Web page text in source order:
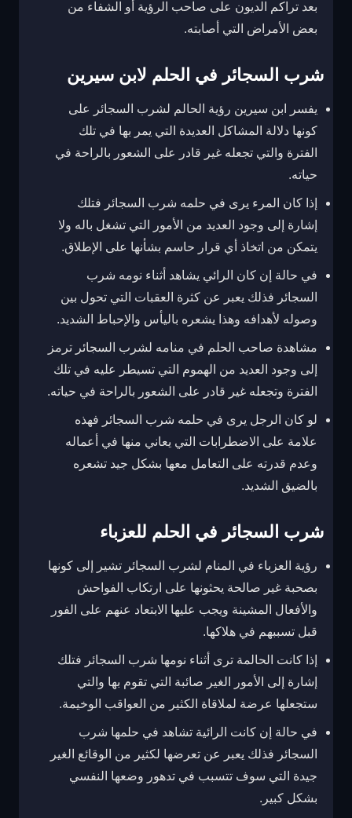
بعد تراكم الديون على صاحب الرؤية أو الشفاء من
بعض الأمراض التي أصابته.
شرب السجائر في الحلم لابن سيرين
يفسر ابن سيرين رؤية الحالم لشرب السجائر على
كونها دلالة المشاكل العديدة التي يمر بها في تلك
الفترة والتي تجعله غير قادر على الشعور بالراحة في
حياته.
إذا كان المرء يرى في حلمه شرب السجائر فتلك
إشارة إلى وجود العديد من الأمور التي تشغل باله ولا
يتمكن من اتخاذ أي قرار حاسم بشأنها على الإطلاق.
في حالة إن كان الرائي يشاهد أثناء نومه شرب
السجائر فذلك يعبر عن كثرة العقبات التي تحول بين
وصوله لأهدافه وهذا يشعره باليأس والإحباط الشديد.
مشاهدة صاحب الحلم في منامه لشرب السجائر ترمز
إلى وجود العديد من الهموم التي تسيطر عليه في تلك
الفترة وتجعله غير قادر على الشعور بالراحة في حياته.
لو كان الرجل يرى في حلمه شرب السجائر فهذه
علامة على الاضطرابات التي يعاني منها في أعماله
وعدم قدرته على التعامل معها بشكل جيد تشعره
بالضيق الشديد.
شرب السجائر في الحلم للعزباء
رؤية العزباء في المنام لشرب السجائر تشير إلى كونها
بصحبة غير صالحة يحثونها على ارتكاب الفواحش
والأفعال المشينة ويجب عليها الابتعاد عنهم على الفور
قبل تسببهم في هلاكها.
إذا كانت الحالمة ترى أثناء نومها شرب السجائر فتلك
إشارة إلى الأمور الغير صائبة التي تقوم بها والتي
ستجعلها عرضة لملاقاة الكثير من العواقب الوخيمة.
في حالة إن كانت الرائية تشاهد في حلمها شرب
السجائر فذلك يعبر عن تعرضها لكثير من الوقائع الغير
جيدة التي سوف تتسبب في تدهور وضعها النفسي
بشكل كبير.